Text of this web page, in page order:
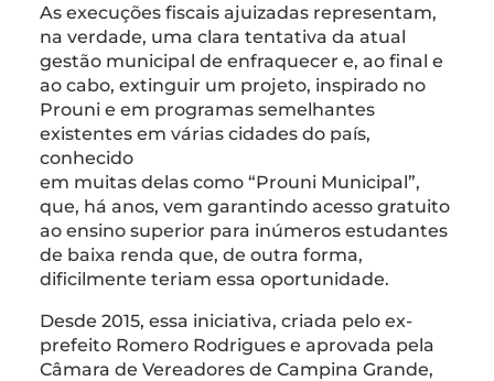
As execuções fiscais ajuizadas representam,
na verdade, uma clara tentativa da atual
gestão municipal de enfraquecer e, ao final e
ao cabo, extinguir um projeto, inspirado no
Prouni e em programas semelhantes
existentes em várias cidades do país,
conhecido
em muitas delas como “Prouni Municipal”,
que, há anos, vem garantindo acesso gratuito
ao ensino superior para inúmeros estudantes
de baixa renda que, de outra forma,
dificilmente teriam essa oportunidade.
Desde 2015, essa iniciativa, criada pelo ex-
prefeito Romero Rodrigues e aprovada pela
Câmara de Vereadores de Campina Grande,